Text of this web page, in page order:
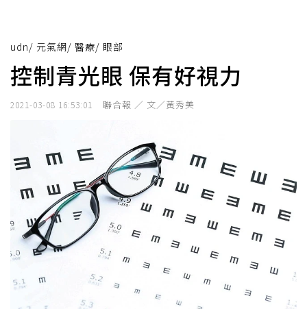
udn/ 元氣網/ 醫療/ 眼部
控制青光眼 保有好視力
2021-03-08 16:53:01 聯合報 ／ 文／黃秀美